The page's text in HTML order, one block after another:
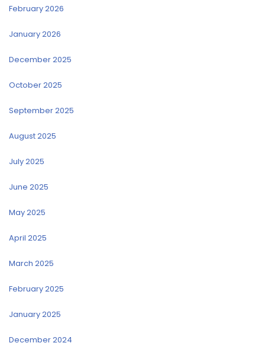
February 2026
January 2026
December 2025
October 2025
September 2025
August 2025
July 2025
June 2025
May 2025
April 2025
March 2025
February 2025
January 2025
December 2024